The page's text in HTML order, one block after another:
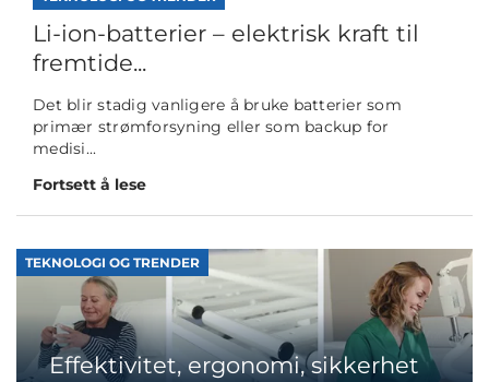
Li-ion-batterier – elektrisk kraft til
fremtide...
Det blir stadig vanligere å bruke batterier som
primær strømforsyning eller som backup for
medisi...
Fortsett å lese
TEKNOLOGI OG TRENDER
Effektivitet, ergonomi, sikkerhet